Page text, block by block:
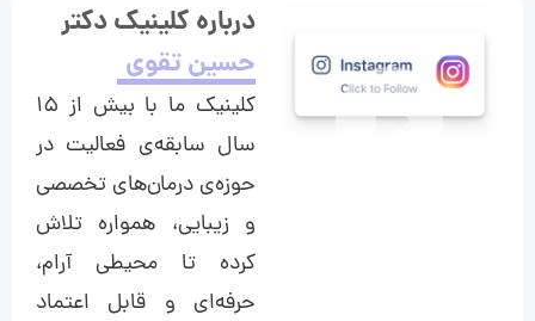
درباره کلینیک دکتر
حسین تقوی
کلینیک ما با بیش از ۱۵
سال سابقه‌ی فعالیت در
حوزه‌ی درمان‌های تخصصی
و زیبایی، همواره تلاش
کرده تا محیطی آرام،
حرفه‌ای و قابل اعتماد